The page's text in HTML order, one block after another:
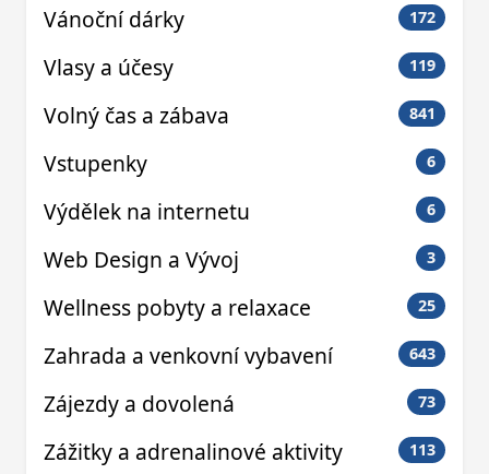
Vánoční dárky 172
Vlasy a účesy 119
Volný čas a zábava 841
Vstupenky 6
Výdělek na internetu 6
Web Design a Vývoj 3
Wellness pobyty a relaxace 25
Zahrada a venkovní vybavení 643
Zájezdy a dovolená 73
Zážitky a adrenalinové aktivity 113